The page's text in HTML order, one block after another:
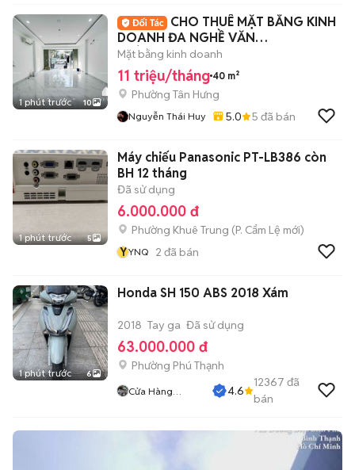
1 phút trước 10
CHO THUÊ MẶT BẰNG KINH
DOANH ĐA NGHỀ VĂN
PHÒNG,NAIL..QUẬN 7,TRUNG SƠN
Mặt bằng kinh doanh
11 triệu/tháng 40 m²
Phường Tân Hưng
Nguyễn Thái Huy 5.0 5 đã bán
1 phút trước 5
Máy chiếu Panasonic PT-LB386 còn
BH 12 tháng
Đã sử dụng
6.000.000 đ
Phường Khuê Trung (P. Cẩm Lệ mới)
YYNQ 2 đã bán
1 phút trước 6
Honda SH 150 ABS 2018 Xám
2018 Tay ga Đã sử dụng
63.000.000 đ
Phường Phú Thạnh
Cửa Hàng
4.6
12367 đã
bán